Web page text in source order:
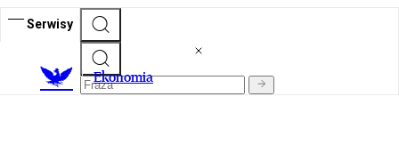
Serwisy
Ekonomia